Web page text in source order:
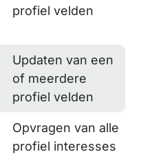
profiel velden
Updaten van een
of meerdere
profiel velden
Opvragen van alle
profiel interesses